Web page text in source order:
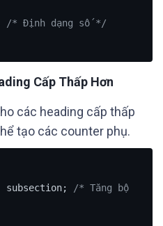
/* Định dạng số */
Cấp Thấp Hơn
các heading cấp thấp
tạo các counter phụ.
subsection;
/* Tăng bộ